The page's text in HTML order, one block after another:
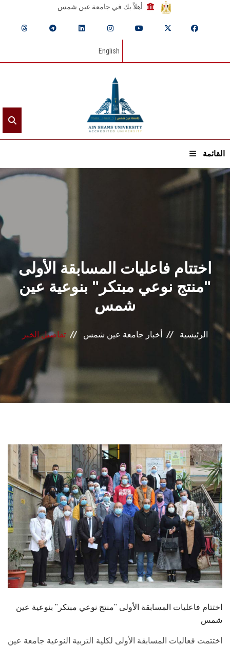
أهلاً بك في جامعة عين شمس
English
القائمة
الرئيسيـة
القطاعـات
الشئون الأكاديمية
البحث العلمي
المراكز والوحدات
الأنظمة الذكية
الطلاب
هيئة التدريس
الدراسات العليا
الخريجين
الموظفون
الزائـرون
سجل الان
اختتام فاعليات المسابقة الأولى
"منتج نوعي مبتكر" بنوعية عين
شمس
الرئيسية أخبار جامعة عين شمس تفاصيل الخبر
اختتام فاعليات المسابقة الأولى "منتج نوعي مبتكر" بنوعية عين
شمس
اختتمت فعاليات المسابقة الأولى لكلية التربية النوعية جامعة عين